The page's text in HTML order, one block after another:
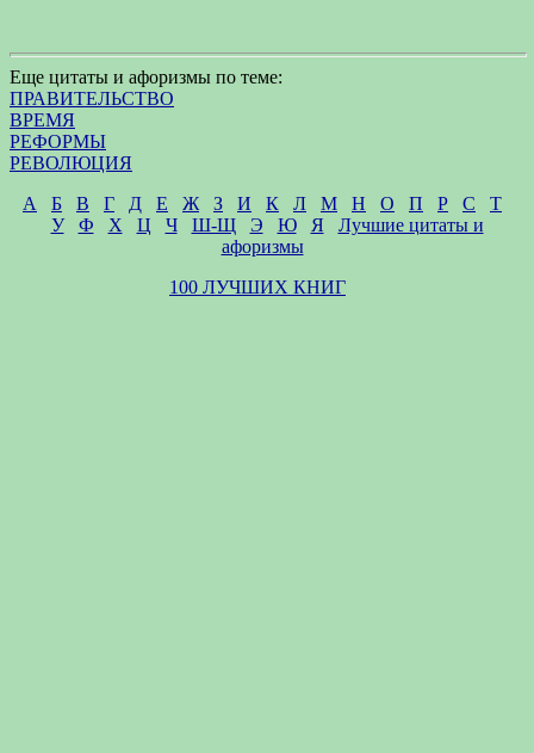
Еще цитаты и афоризмы по теме:
ПРАВИТЕЛЬСТВО
ВРЕМЯ
РЕФОРМЫ
РЕВОЛЮЦИЯ
А
Б В Г Д Е Ж З И К Л М Н О П Р С
Т
У
Ф Х Ц Ч Ш-Щ Э Ю Я
Лучшие цитаты и
афоризмы
100 ЛУЧШИХ КНИГ